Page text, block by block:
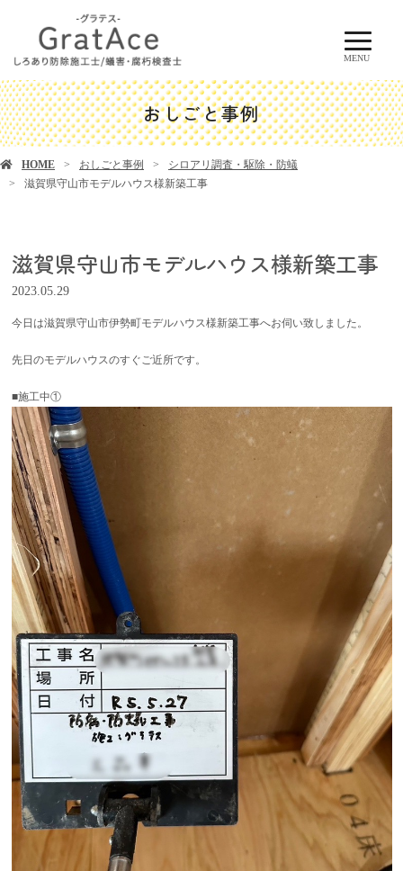
MENU
おしごと事例
HOME おしごと事例
シロアリ調査・駆除・防蟻
滋賀県守山市モデルハウス様新築工事
滋賀県守山市モデルハウス様新築工事
2023.05.29
今日は滋賀県守山市伊勢町モデルハウス様新築工事へお伺い致しました。
先日のモデルハウスのすぐご近所です。
■施工中①